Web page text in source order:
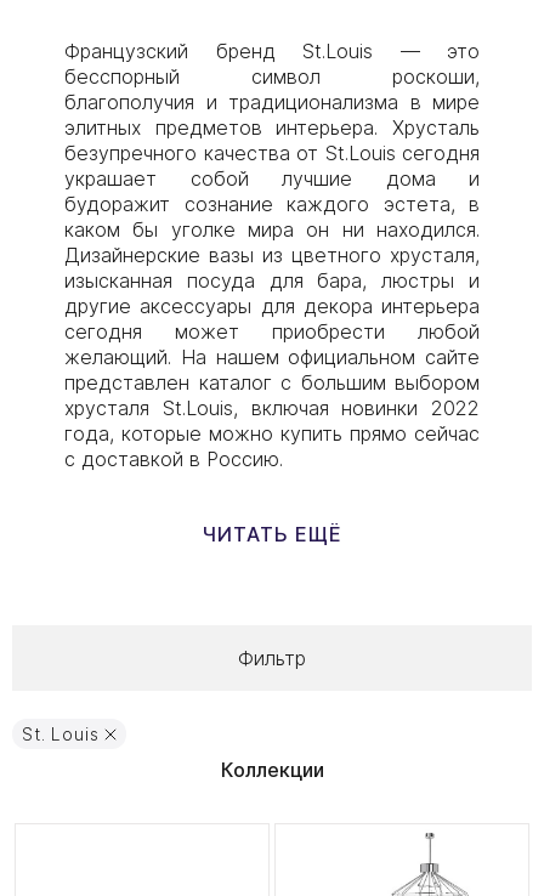
Французский бренд St.Louis — это
бесспорный символ роскоши,
благополучия и традиционализма в мире
элитных предметов интерьера. Хрусталь
безупречного качества от St.Louis сегодня
украшает собой лучшие дома и
будоражит сознание каждого эстета, в
каком бы уголке мира он ни находился.
Дизайнерские вазы из цветного хрусталя,
изысканная посуда для бара, люстры и
другие аксессуары для декора интерьера
сегодня может приобрести любой
желающий. На нашем официальном сайте
представлен каталог с большим выбором
хрусталя St.Louis, включая новинки 2022
года, которые можно купить прямо сейчас
с доставкой в Россию.
ЧИТАТЬ ЕЩЁ
Фильтр
St. Louis
Коллекции